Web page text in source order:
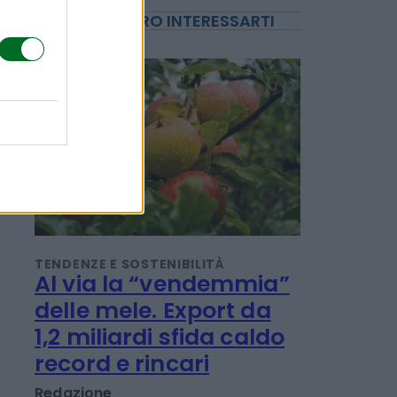
POTREBBERO INTERESSARTI
TENDENZE E SOSTENIBILITÀ
Al via la “vendemmia”
delle mele. Export da